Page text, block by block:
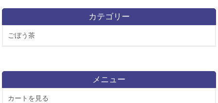
カテゴリー
ごぼう茶
メニュー
カートを見る